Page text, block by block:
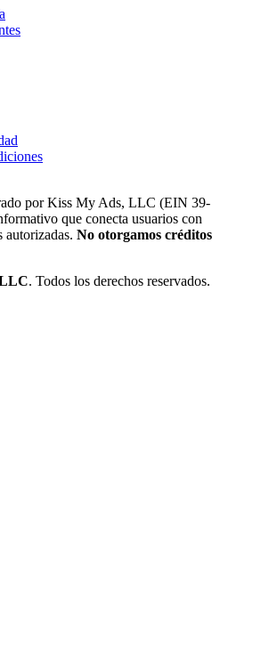
por Kiss My Ads, LLC (EIN 39-
que conecta usuarios con
autorizadas. No otorgamos créditos
. Todos los derechos reservados.